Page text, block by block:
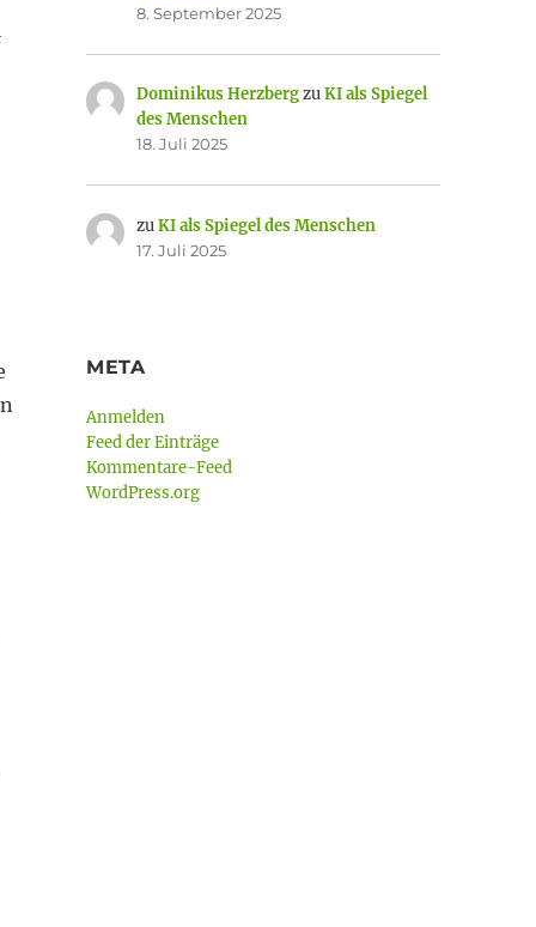
8. September 2025
Dominikus HerzbergzuKI als Spiegel
des Menschen
18. Juli 2025
zuKI als Spiegel des Menschen
17. Juli 2025
META
Anmelden
Feed der Einträge
Kommentare-Feed
WordPress.org